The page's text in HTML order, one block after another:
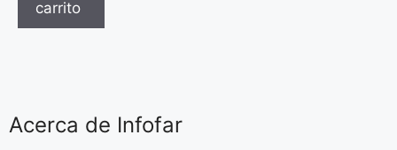
carrito
Acerca de Infofar